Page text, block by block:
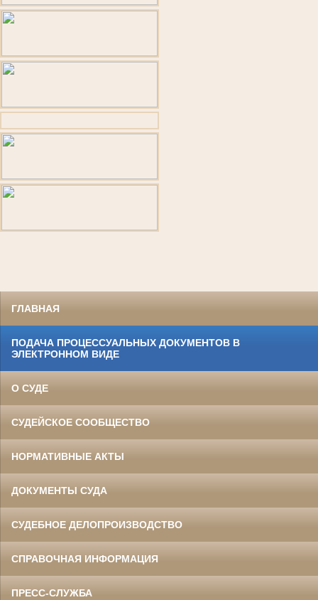
ГЛАВНАЯ
ПОДАЧА ПРОЦЕССУАЛЬНЫХ ДОКУМЕНТОВ В
ЭЛЕКТРОННОМ ВИДЕ
О СУДЕ
СУДЕЙСКОЕ СООБЩЕСТВО
НОРМАТИВНЫЕ АКТЫ
ДОКУМЕНТЫ СУДА
СУДЕБНОЕ ДЕЛОПРОИЗВОДСТВО
СПРАВОЧНАЯ ИНФОРМАЦИЯ
ПРЕСС-СЛУЖБА